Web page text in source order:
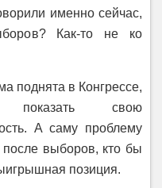
именно сейчас,
Как-то не ко
поднята в Конгрессе,
показать свою
А саму проблему
выборов, кто бы
позиция.